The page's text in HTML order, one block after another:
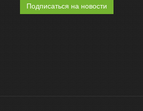
Подписаться на новости